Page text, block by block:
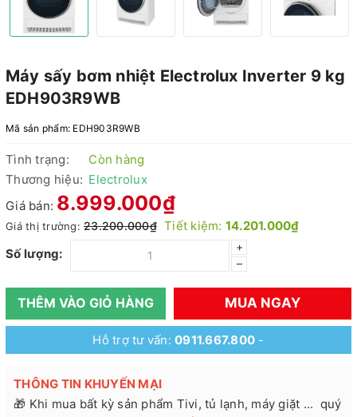
Máy sấy bơm nhiệt Electrolux Inverter 9 kg
EDH903R9WB
Mã sản phẩm: EDH903R9WB
Tình trạng:
Còn hàng
Thương hiệu: Electrolux
Giá bán: 8.999.000₫
Giá thị trường: 23.200.000₫ Tiết kiệm: 14.201.000₫
Số lượng:
+
–
THÊM VÀO GIỎ HÀNG MUA NGAY
Hỗ trợ tư vấn:0911.667.800 -
THÔNG TIN KHUYẾN MẠI
🎁 Khi mua bất kỳ sản phẩm Tivi, tủ lạnh, máy giặt ... quý